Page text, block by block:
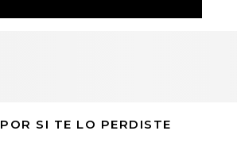
POR SI TE LO PERDISTE